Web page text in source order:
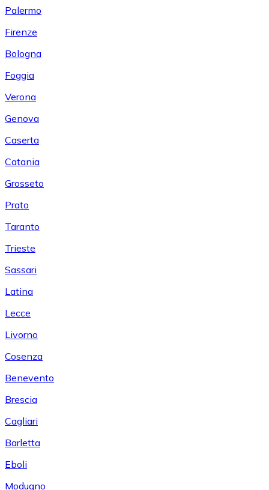
Palermo
Firenze
Bologna
Foggia
Verona
Genova
Caserta
Catania
Grosseto
Prato
Taranto
Trieste
Sassari
Latina
Lecce
Livorno
Cosenza
Benevento
Brescia
Cagliari
Barletta
Eboli
Modugno